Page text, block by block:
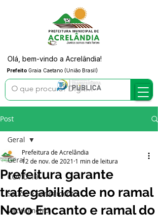
Prefeito Graia Caetano (União Brasil)
Olá, bem-vindo a Acrelândia!
Post
Geral
COVID-19
Saúde e Saneamento
Vacinômetro
Geral
Prefeitura garante
trafegabilidade no ramal
Novo Encanto e ramal do
Prefeitura de Acrelândia
12 de nov. de 2021 1 min de leitura